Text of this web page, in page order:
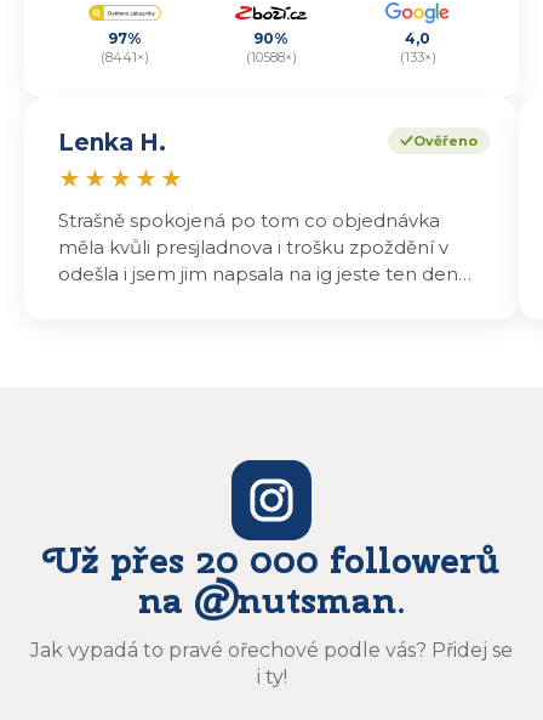
97%
(8441×)
90%
(10588×)
4,0
(133×)
Ověřeno
Lenka H.
★ ★ ★ ★ ★
Strašně spokojená po tom co objednávka
měla kvůli presjladnova i trošku zpoždění v
odešla i jsem jim napsala na ig jeste ten den
Už přes 20 000 followerů
na @nutsman.
Jak vypadá to pravé ořechové podle vás? Přidej se
i ty!